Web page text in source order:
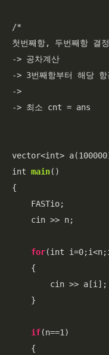
/*
첫번째항, 두번째항 결정
-> 공차계산
-> 3번째항부터 해당
->
-> 최소 cnt = ans
vector<int>
int main()
{
    FASTio;
    cin >> n;
for(int
    {
        cin >> a[i];
    }
if(n==1)
    {